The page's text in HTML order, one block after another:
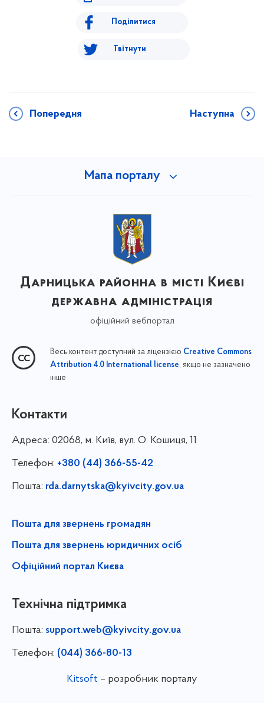
Поділитися
Твітнути
Попередня Наступна
Мапа порталу
Дарницька районна в місті Києві
державна адміністрація
офіційний вебпортал
Весь контент доступний за ліцензією Creative Commons
Attribution 4.0 International license, якщо не зазначено
інше
Контакти
Адреса: 02068, м. Київ, вул. О. Кошиця, 11
Телефон: +380 (44) 366-55-42
Пошта: rda.darnytska@kyivcity.gov.ua
Пошта для звернень громадян
Пошта для звернень юридичних осіб
Офіційний портал Києва
Технічна підтримка
Пошта: support.web@kyivcity.gov.ua
Телефон: (044) 366-80-13
Kitsoft – розробник порталу